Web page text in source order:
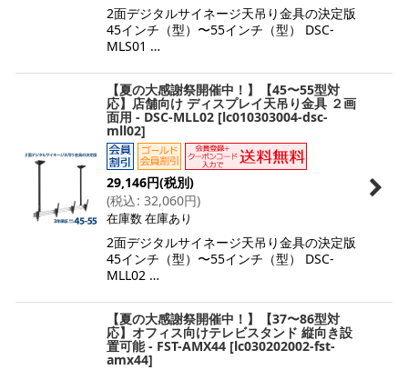
2面デジタルサイネージ天吊り金具の決定版
45インチ（型）〜55インチ（型） DSC-
MLS01 …
【夏の大感謝祭開催中！】【45〜55型対
応】店舗向け ディスプレイ天吊り金具 ２画
面用 - DSC-MLL02 [lc010303004-dsc-
mll02]
29,146円(税別)
(税込: 32,060円)
在庫数 在庫あり
2面デジタルサイネージ天吊り金具の決定版
45インチ（型）〜55インチ（型） DSC-
MLL02 …
【夏の大感謝祭開催中！】【37〜86型対
応】オフィス向けテレビスタンド 縦向き設
置可能 - FST-AMX44 [lc030202002-fst-
amx44]